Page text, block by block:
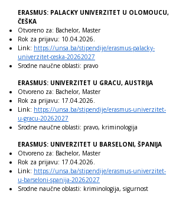
ERASMUS: PALACKY UNIVERZITET U OLOMOUCU,
ČEŠKA
Otvoreno za: Bachelor, Master
Rok za prijavu: 10.04.2026.
Link: https://unsa.ba/stipendije/erasmus-palacky-
univerzitet-ceska-20262027
Srodne naučne oblasti: pravo
ERASMUS: UNIVERZITET U GRACU, AUSTRIJA
Otvoreno za: Bachelor, Master
Rok za prijavu: 17.04.2026.
Link: https://unsa.ba/stipendije/erasmus-univerzitet-
u-gracu-20262027
Srodne naučne oblasti: pravo, kriminologija
ERASMUS: UNIVERZITET U BARSELONI, ŠPANIJA
Otvoreno za: Bachelor, Master
Rok za prijavu: 17.04.2026.
Link: https://unsa.ba/stipendije/erasmus-univerzitet-
u-barseloni-spanija-20262027
Srodne naučne oblasti: kriminologija, sigurnost